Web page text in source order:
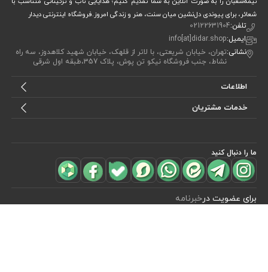
مشاهده محصولات(0)
شعائر، برای پیوندی دل‌نشین میان سنت، هنر و زندگی امروز.فروشگاه اینترنتی دیدار
تلفن:02122631904
ایمیل:info[at]didar.shop
نشانی:تهران، خیابان شریعتی، با لاتر از قلهک، خیابان شهید کلاهدوز، سه راه
نشاط، جنب فروشگاه نیکو تن پوش، پلاک 357،طبقه اول شرقی
اطلاعات
خدمات مشتریان
ما را دنبال کنید
برای عضویت درخبرنامه